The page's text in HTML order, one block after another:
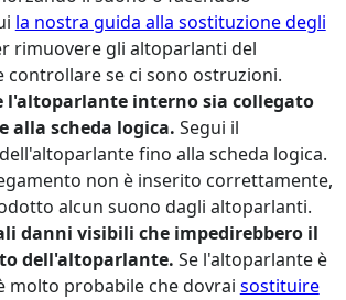
la nostra guida alla sostituzione degli
rimuovere gli altoparlanti del
controllare se ci sono ostruzioni.
l'altoparlante interno sia collegato
alla scheda logica. Segui il
fino alla scheda logica.
non è inserito correttamente,
alcun suono dagli altoparlanti.
danni visibili che impedirebbero il
dell'altoparlante. Se l'altoparlante è
molto probabile che dovrai sostituire